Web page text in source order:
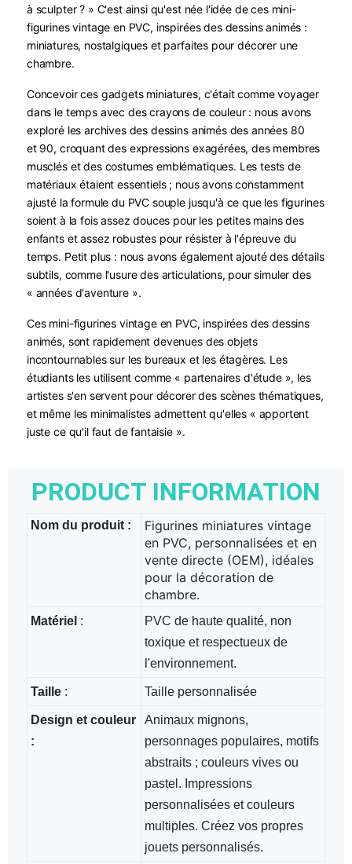
à sculpter ? » C'est ainsi qu'est née l'idée de ces mini-
figurines vintage en PVC, inspirées des dessins animés :
miniatures, nostalgiques et parfaites pour décorer une
chambre.
Concevoir ces gadgets miniatures, c'était comme voyager
dans le temps avec des crayons de couleur : nous avons
exploré les archives des dessins animés des années 80
et 90, croquant des expressions exagérées, des membres
musclés et des costumes emblématiques. Les tests de
matériaux étaient essentiels ; nous avons constamment
ajusté la formule du PVC souple jusqu'à ce que les figurines
soient à la fois assez douces pour les petites mains des
enfants et assez robustes pour résister à l'épreuve du
temps. Petit plus : nous avons également ajouté des détails
subtils, comme l'usure des articulations, pour simuler des
« années d'aventure ».
Ces mini-figurines vintage en PVC, inspirées des dessins
animés, sont rapidement devenues des objets
incontournables sur les bureaux et les étagères. Les
étudiants les utilisent comme « partenaires d'étude », les
artistes s'en servent pour décorer des scènes thématiques,
et même les minimalistes admettent qu'elles « apportent
juste ce qu'il faut de fantaisie ».
PRODUCT INFORMATION
Nom du produit :
Figurines miniatures vintage
en PVC, personnalisées et en
vente directe (OEM), idéales
pour la décoration de
chambre.
Matériel :
PVC de haute qualité, non
toxique et respectueux de
l'environnement.
Taille: Taille personnalisée
Design et couleur
:
Animaux mignons,
personnages populaires, motifs
abstraits ; couleurs vives ou
pastel. Impressions
personnalisées et couleurs
multiples. Créez vos propres
jouets personnalisés.